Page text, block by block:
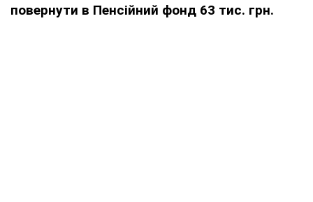
повернути в Пенсійний фонд 63 тис. грн.